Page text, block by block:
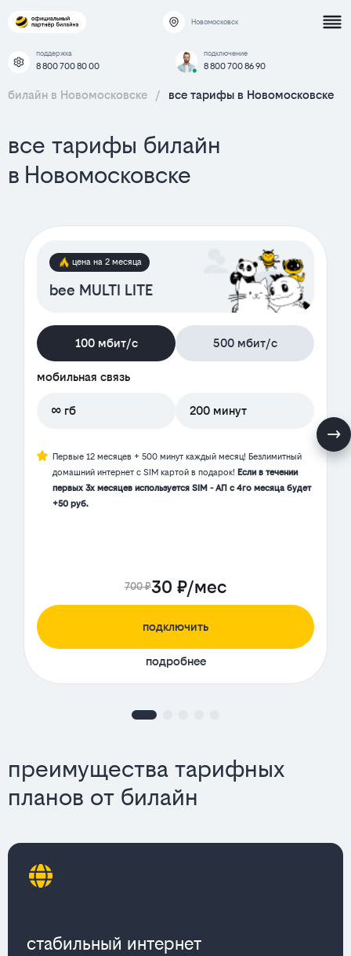
Новомосковск
поддержка
8 800 700 80 00
подключение
8 800 700 86 90
билайн в Новомосковске / все тарифы в Новомосковске
все тарифы билайн
в Новомосковске
цена на 2 месяца
bee MULTI LITE
100 мбит/с 500 мбит/с
мобильная связь
∞ гб 200 минут
Первые 12 месяцев + 500 минут каждый месяц! Безлимитный
домашний интернет с SIM картой в подарок! Если в течении
первых 3х месяцев используется SIM - АП с 4го месяца будет
+50 руб.
700 ₽30 ₽/мес
подключить
подробнее
преимущества тарифных
планов от билайн
стабильный интернет